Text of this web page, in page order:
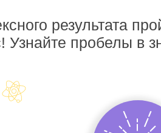
результата
Узнайте пробелы в